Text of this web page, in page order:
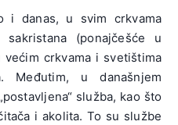
danas, u svim crkvama
(ponajčešće u
crkvama i svetištima
Međutim, u današnjem
služba, kao što
i akolita. To su službe